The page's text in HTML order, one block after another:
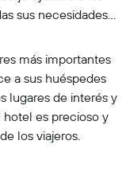
sus necesidades
más importantes
a sus huéspedes
lugares de interés y
es precioso y
los viajeros.